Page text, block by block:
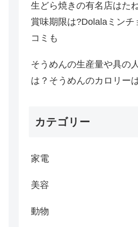
生どら焼きの有名店はた
賞味期限は?Dolalaミンチ
コミも
そうめんの生産量や具の
は？そうめんのカロリー
カテゴリー
家電
美容
動物